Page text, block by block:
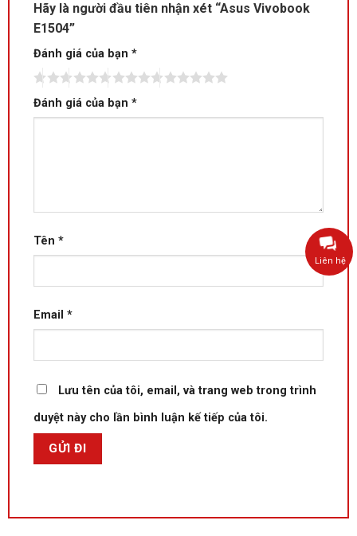
Hãy là người đầu tiên nhận xét “Asus Vivobook
E1504”
Đánh giá của bạn *
Đánh giá của bạn *
Tên *
Email *
Lưu tên của tôi, email, và trang web trong trình
duyệt này cho lần bình luận kế tiếp của tôi.
Liên hệ